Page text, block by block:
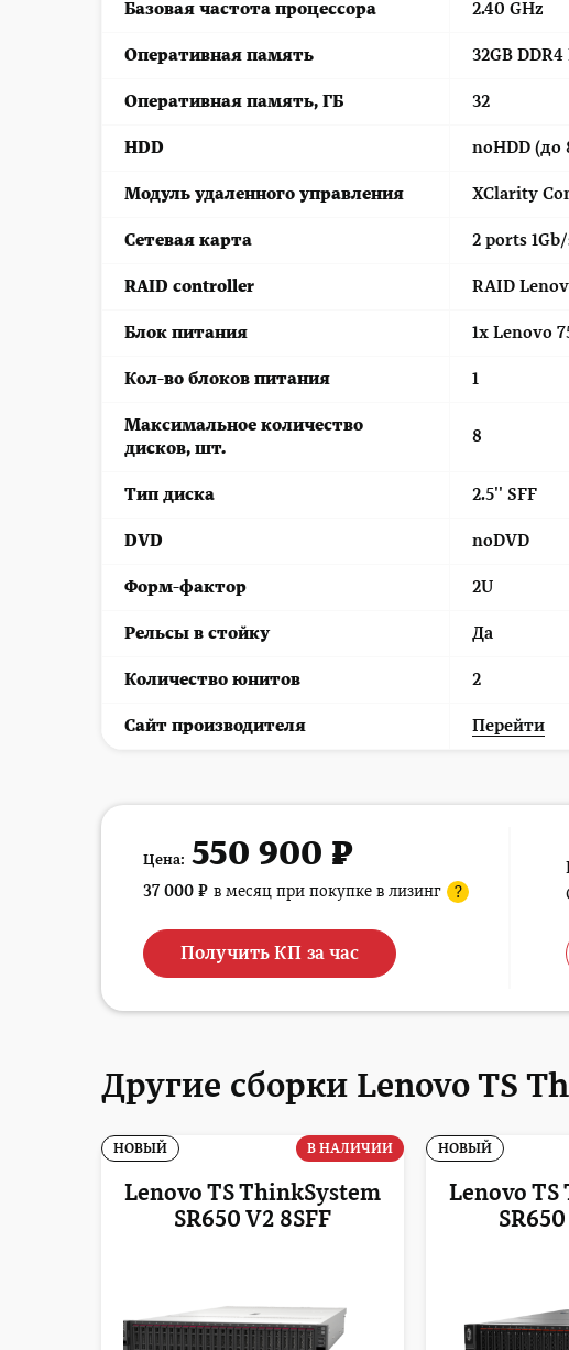
Базовая частота процессора 2.40 GHz
Оперативная память 32GB
Оперативная память, ГБ 32
HDD noHDD (до
Модуль удаленного управления XClarity
Сетевая карта 2 ports
RAID controller RAID
Блок питания 1x Lenovo
Кол-во блоков питания 1
Максимальное количество
дисков, шт.
8
Тип диска 2.5'' SFF
DVD noDVD
Форм-фактор 2U
Рельсы в стойку Да
Количество юнитов 2
Cайт производителя Перейти
Цена: 550 900 ₽
37 000 ₽ в месяц при покупке в лизинг ?
Получить КП за час
Другие сборки Lenovo TS
Lenovo TS ThinkSystem
SR650 V2 8SFF
НОВЫЙ В НАЛИЧИИ
Lenovo
НОВЫЙ